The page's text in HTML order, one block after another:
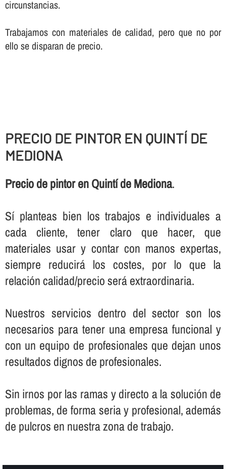
circunstancias.
Trabajamos con materiales de calidad, pero que no por
ello se disparan de precio.
PRECIO DE PINTOR EN QUINTÍ DE
MEDIONA
Precio de pintor en Quintí de Mediona.
Sí­ planteas bien los trabajos e individuales a
cada cliente, tener claro que hacer, que
materiales usar y contar con manos expertas,
siempre reducirá los costes, por lo que la
relación calidad/precio será extraordinaria.
Nuestros servicios dentro del sector son los
necesarios para tener una empresa funcional y
con un equipo de profesionales que dejan unos
resultados dignos de profesionales.
Sin irnos por las ramas y directo a la solución de
problemas, de forma seria y profesional, además
de pulcros en nuestra zona de trabajo.